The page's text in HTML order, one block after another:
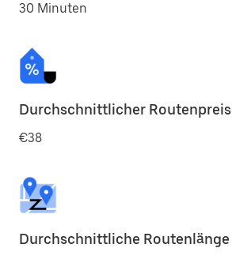
30 Minuten
Durchschnittlicher Routenpreis
€38
Durchschnittliche Routenlänge